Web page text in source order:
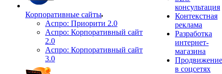
Корпоративные сайты
Аспро: Приорити 2.0
Аспро: Корпоративный сайт
2.0
Аспро: Корпоративный сайт
3.0
консультация
Контекстная
реклама
Разработка
интернет-
магазина
Продвижение
в соцсетях